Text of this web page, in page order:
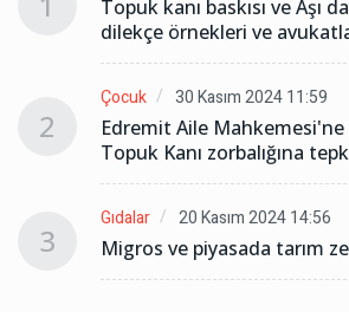
Topuk kanı baskısı ve Aşı
dilekçe örnekleri ve
2
Çocuk 30 Kasım 2024 11:59
Edremit Aile
Topuk Kanı zorbalığına
3
Gıdalar 20 Kasım 2024 14:56
Migros ve piyasada tarım